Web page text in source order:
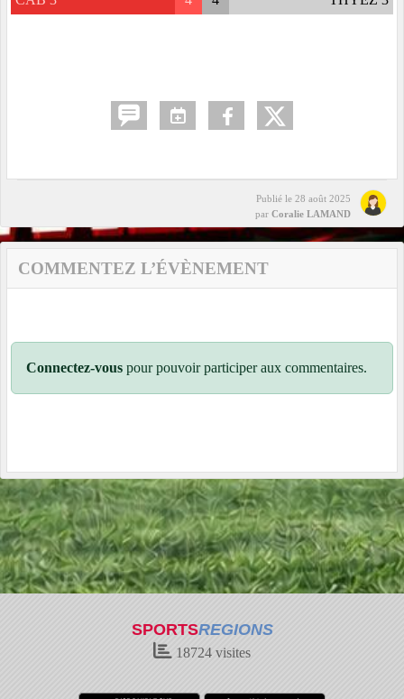
Publié le 28 août 2025
par Coralie LAMAND
COMMENTEZ L’ÉVÈNEMENT
Connectez-vous pour pouvoir participer aux commentaires.
SPORTSREGIONS
18724 visites